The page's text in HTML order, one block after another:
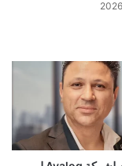
في البريد ، وقمنا
إدارة متخصص في
الهيئة.
الرقمي دفعنا
ايضا ، فالشمول
تشمل المجتمع